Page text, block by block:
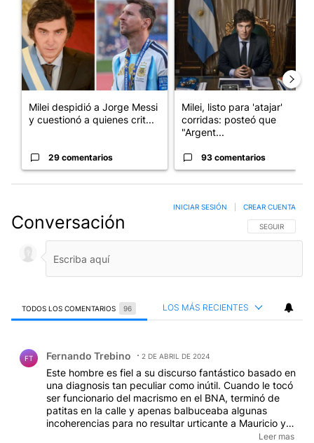
Milei despidió a Jorge Messi
y cuestionó a quienes crit...
29 comentarios
Milei, listo para 'atajar'
corridas: posteó que
"Argent...
93 comentarios
Conversación SIGA ESTA
SEGUIR
INICIAR SESIÓN CREAR CUENTA
TODOS LOS COMENTARIOS 96 LOS MÁS RECIENTES
FT Fernando Trebino 2 DE ABRIL DE 2024
Este hombre es fiel a su discurso fantástico basado en
una diagnosis tan peculiar como inútil. Cuando le tocó
ser funcionario del macrismo en el BNA, terminó de
patitas en la calle y apenas balbuceaba algunas
incoherencias para no resultar urticante a Mauricio y,
por allí, volver a otro cargo. Este, como casi todos los
Leer mas